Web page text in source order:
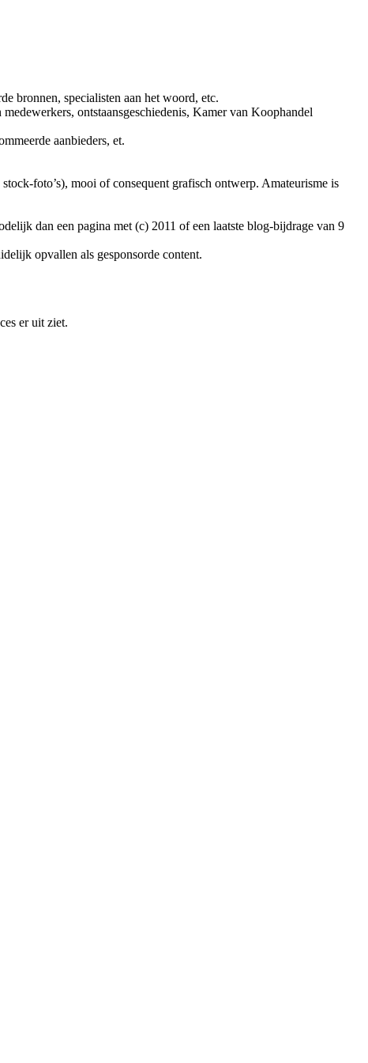
bronnen, specialisten aan het woord, etc.
ontstaansgeschiedenis, Kamer van Koophandel
aanbieders, et.
foto’s), mooi of consequent grafisch ontwerp. Amateurisme is
dan een pagina met (c) 2011 of een laatste blog-bijdrage van 9
opvallen als gesponsorde content.
er uit ziet.